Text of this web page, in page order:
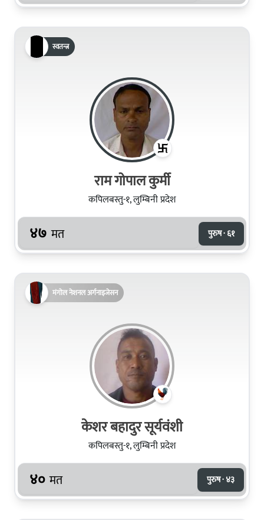
स्वतन्त्र
राम गोपाल कुर्मी
कपिलबस्तु-१, लुम्बिनी प्रदेश
४७ मत पुरुष · ६१
मंगोल नेशनल अर्गनाइजेसन
केशर बहादुर सूर्यवंशी
कपिलबस्तु-१, लुम्बिनी प्रदेश
४० मत पुरुष · ४३